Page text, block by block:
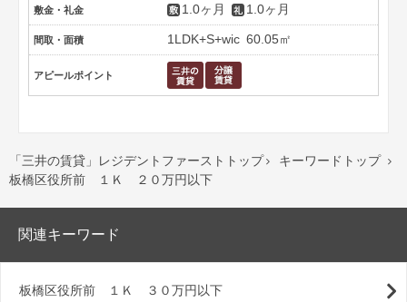
敷金・礼金 1.0ヶ月 1.0ヶ月
間取・面積 1LDK+S+wic 60.05㎡
アピールポイント
「三井の賃貸」レジデントファーストトップ  キーワードトップ 
板橋区役所前 １Ｋ ２０万円以下
関連キーワード
板橋区役所前 １Ｋ ３０万円以下